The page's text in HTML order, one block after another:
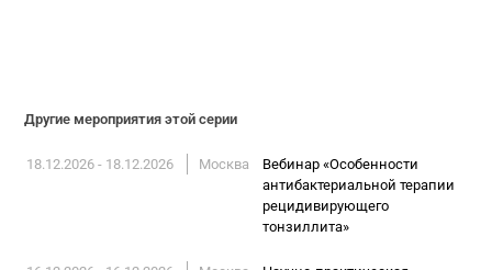
Другие мероприятия этой серии
18.12.2026 - 18.12.2026 Москва
Вебинар «Особенности
антибактериальной терапии
рецидивирующего
тонзиллита»